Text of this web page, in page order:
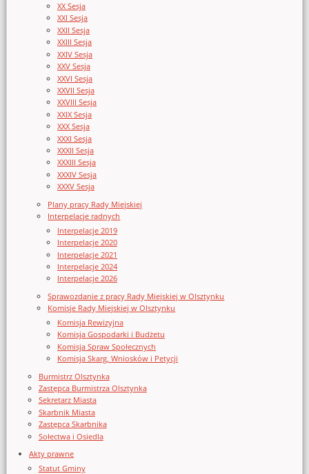
XX Sesja
XXI Sesja
XXII Sesja
XXIII Sesja
XXIV Sesja
XXV Sesja
XXVI Sesja
XXVII Sesja
XXVIII Sesja
XXIX Sesja
XXX Sesja
XXXI Sesja
XXXII Sesja
XXXIII Sesja
XXXIV Sesja
XXXV Sesja
Plany pracy Rady Miejskiej
Interpelacje radnych
Interpelacje 2019
Interpelacje 2020
Interpelacje 2021
Interpelacje 2024
Interpelacje 2026
Sprawozdanie z pracy Rady Miejskiej w Olsztynku
Komisje Rady Miejskiej w Olsztynku
Komisja Rewizyjna
Komisja Gospodarki i Budżetu
Komisja Spraw Społecznych
Komisja Skarg, Wniosków i Petycji
Burmistrz Olsztynka
Zastępca Burmistrza Olsztynka
Sekretarz Miasta
Skarbnik Miasta
Zastępca Skarbnika
Sołectwa i Osiedla
Akty prawne
Statut Gminy